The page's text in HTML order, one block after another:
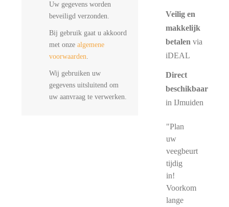
Uw gegevens worden
beveiligd verzonden.
Bij gebruik gaat u akkoord
met onze algemene
voorwaarden.
Wij gebruiken uw
gegevens uitsluitend om
uw aanvraag te verwerken.
Veilig en
makkelijk
betalen via
iDEAL
Direct
beschikbaar
in IJmuiden
"Plan
uw
veegbeurt
tijdig
in!
Voorkom
lange